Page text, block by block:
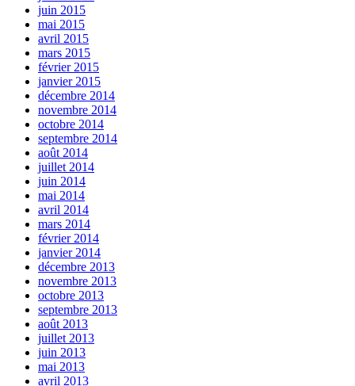
juin 2015
mai 2015
avril 2015
mars 2015
février 2015
janvier 2015
décembre 2014
novembre 2014
octobre 2014
septembre 2014
août 2014
juillet 2014
juin 2014
mai 2014
avril 2014
mars 2014
février 2014
janvier 2014
décembre 2013
novembre 2013
octobre 2013
septembre 2013
août 2013
juillet 2013
juin 2013
mai 2013
avril 2013